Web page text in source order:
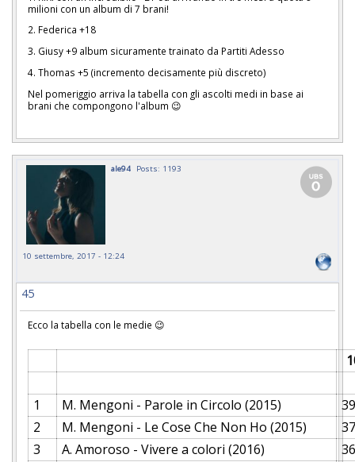
milioni con un album di 7 brani!
2. Federica +18
3. Giusy +9 album sicuramente trainato da Partiti Adesso
4. Thomas +5 (incremento decisamente più discreto)
Nel pomeriggio arriva la tabella con gli ascolti medi in base ai
brani che compongono l'album 😉
ale94 Posts: 1193
10 settembre, 2017 - 12:24
45
Ecco la tabella con le medie 😉
1 M. Mengoni - Parole in Circolo (2015)
2
M. Mengoni - Le Cose Che Non Ho (2015)
3
A. Amoroso - Vivere a colori (2016)